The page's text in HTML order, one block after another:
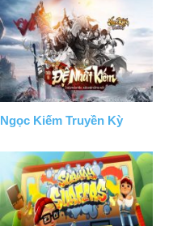
Ngọc Kiếm Truyền Kỳ